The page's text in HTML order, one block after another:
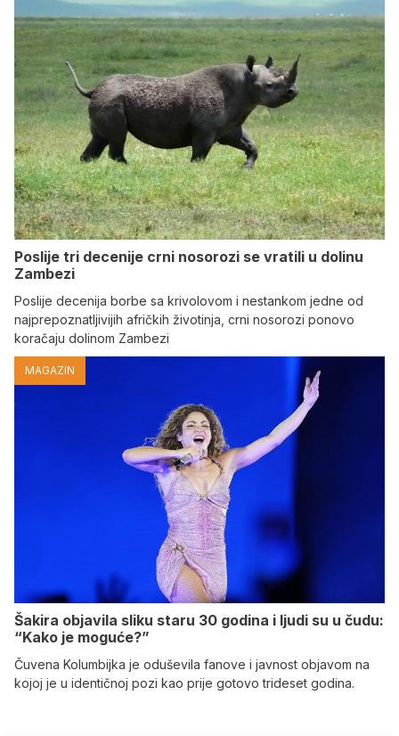
Poslije tri decenije crni nosorozi se vratili u dolinu
Zambezi
Poslije decenija borbe sa krivolovom i nestankom jedne od
najprepoznatljivijih afričkih životinja, crni nosorozi ponovo
koračaju dolinom Zambezi
MAGAZIN
Šakira objavila sliku staru 30 godina i ljudi su u čudu:
“Kako je moguće?”
Čuvena Kolumbijka je oduševila fanove i javnost objavom na
kojoj je u identičnoj pozi kao prije gotovo trideset godina.